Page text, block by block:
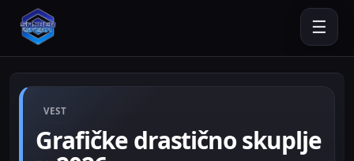
☰
VEST
Grafičke drastično skuplje